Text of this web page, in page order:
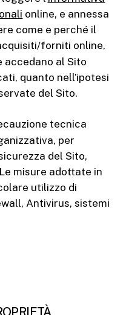
online, e annessa
come e perché il
forniti online,
al Sito
quanto nell’ipotesi
del Sito.
tecnica
per
del Sito,
misure adottate in
utilizzo di
Antivirus, sistemi